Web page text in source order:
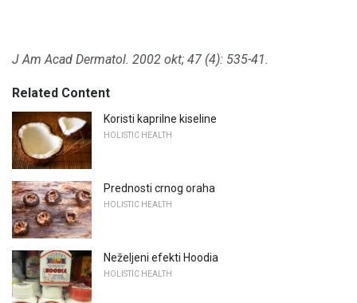
J Am Acad Dermatol. 2002 okt; 47 (4): 535-41.
Related Content
Koristi kaprilne kiseline
HOLISTIC HEALTH
Prednosti crnog oraha
HOLISTIC HEALTH
Neželjeni efekti Hoodia
HOLISTIC HEALTH